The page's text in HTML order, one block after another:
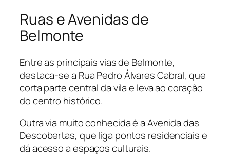
Ruas e Avenidas de
Belmonte
Entre as principais vias de Belmonte,
destaca-se a Rua Pedro Álvares Cabral, que
corta parte central da vila e leva ao coração
do centro histórico.
Outra via muito conhecida é a Avenida das
Descobertas, que liga pontos residenciais e
dá acesso a espaços culturais.